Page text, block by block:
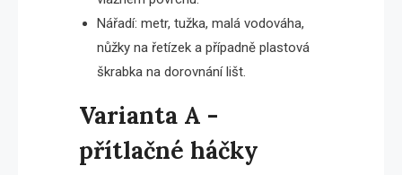
Nářadí: metr, tužka, malá vodováha,
nůžky na řetízek a případně plastová
škrabka na dorovnání lišt.
Varianta A -
přítlačné háčky